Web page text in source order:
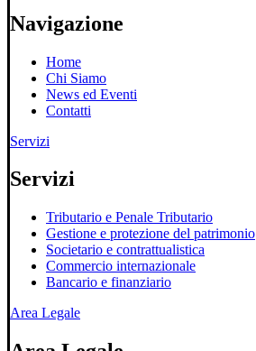
Navigazione
Home
Chi Siamo
News ed Eventi
Contatti
Servizi
Servizi
Tributario e Penale Tributario
Gestione e protezione del patrimonio
Societario e contrattualistica
Commercio internazionale
Bancario e finanziario
Area Legale